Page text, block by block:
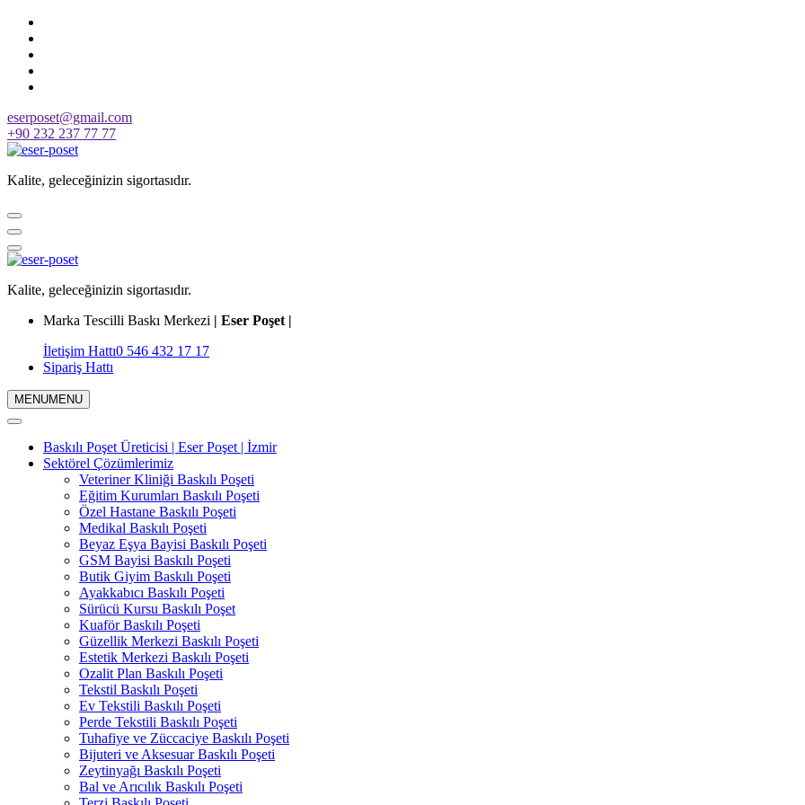
Skip
content
eserposet@gmail.com
+90 232 237 77 77
Kalite, geleceğinizin sigortasıdır.
Kalite, geleceğinizin sigortasıdır.
Marka Tescilli Baskı Merkezi | Eser Poşet |
İletişim Hattı0 546 432 17 17
Sipariş Hattı
MENUMENU
Baskılı Poşet Üreticisi | Eser Poşet | İzmir
Sektörel Çözümlerimiz
Veteriner Kliniği Baskılı Poşeti
Eğitim Kurumları Baskılı Poşeti
Özel Hastane Baskılı Poşeti
Medikal Baskılı Poşeti
Beyaz Eşya Bayisi Baskılı Poşeti
GSM Bayisi Baskılı Poşeti
Butik Giyim Baskılı Poşeti
Ayakkabıcı Baskılı Poşeti
Sürücü Kursu Baskılı Poşet
Kuaför Baskılı Poşeti
Güzellik Merkezi Baskılı Poşeti
Estetik Merkezi Baskılı Poşeti
Ozalit Plan Baskılı Poşeti
Tekstil Baskılı Poşeti
Ev Tekstili Baskılı Poşeti
Perde Tekstili Baskılı Poşeti
Tuhafiye ve Züccaciye Baskılı Poşeti
Bijuteri ve Aksesuar Baskılı Poşeti
Zeytinyağı Baskılı Poşeti
Bal ve Arıcılık Baskılı Poşeti